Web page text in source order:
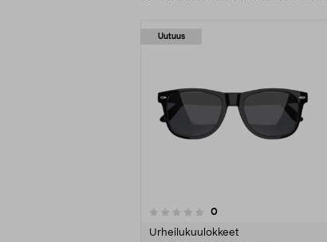
Uutuus
0arvostelut
Urheilukuulokkeet
0.0 viidestä